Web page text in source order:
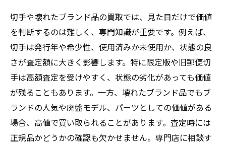
切手や壊れたブランド品の買取では、見た目だけで価値
を判断するのは難しく、専門知識が重要です。例えば、
切手は発行年や希少性、使用済みか未使用か、状態の良
さが査定額に大きく影響します。特に限定版や旧郵便切
手は高額査定を受けやすく、状態の劣化があっても価値
が残ることもあります。一方、壊れたブランド品でもブ
ランドの人気や廃盤モデル、パーツとしての価値がある
場合、高値で買い取られることがあります。査定時には
正規品かどうかの確認も欠かせません。専門店に相談す